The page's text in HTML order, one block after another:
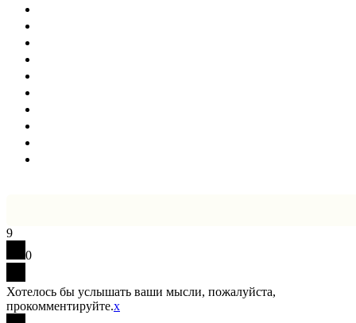
9
0
Хотелось бы услышать ваши мысли, пожалуйста,
прокомментируйте.x